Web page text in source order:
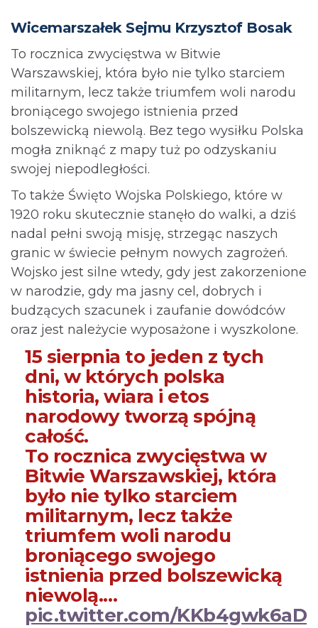
Wicemarszałek Sejmu Krzysztof Bosak
To rocznica zwycięstwa w Bitwie
Warszawskiej, która było nie tylko starciem
militarnym, lecz także triumfem woli narodu
broniącego swojego istnienia przed
bolszewicką niewolą. Bez tego wysiłku Polska
mogła zniknąć z mapy tuż po odzyskaniu
swojej niepodległości.
To także Święto Wojska Polskiego, które w
1920 roku skutecznie stanęło do walki, a dziś
nadal pełni swoją misję, strzegąc naszych
granic w świecie pełnym nowych zagrożeń.
Wojsko jest silne wtedy, gdy jest zakorzenione
w narodzie, gdy ma jasny cel, dobrych i
budzących szacunek i zaufanie dowódców
oraz jest należycie wyposażone i wyszkolone.
15 sierpnia to jeden z tych
dni, w których polska
historia, wiara i etos
narodowy tworzą spójną
całość.
To rocznica zwycięstwa w
Bitwie Warszawskiej, która
było nie tylko starciem
militarnym, lecz także
triumfem woli narodu
broniącego swojego
istnienia przed bolszewicką
niewolą.…
pic.twitter.com/KKb4gwk6aD